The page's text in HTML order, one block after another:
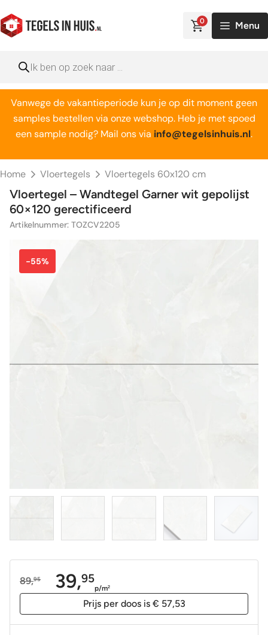
naar
de
0 Menu
zoeken
Vanwege de vakantieperiode kun je op dit moment geen
samples bestellen via onze webshop. Heb je met spoed
een sample nodig? Mail ons via info@tegelsinhuis.nl.
Home Vloertegels Vloertegels 60x120 cm
Vloertegel – Wandtegel Garner wit gepolijst
60×120 gerectificeerd
Artikelnummer: TOZCV2205
-55%
89,95
Oorspronkelijke
39,95
Huidige
p/m2
Prijs per doos is € 57,53